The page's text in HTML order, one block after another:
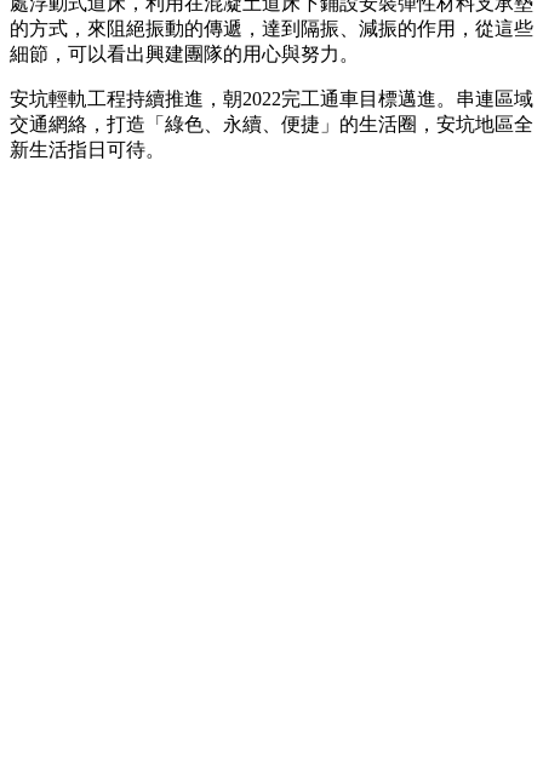
的方式，來阻絕振動的傳遞，達到隔振、減振的作用，從這些
細節，可以看出興建團隊的用心與努力。
安坑輕軌工程持續推進，朝2022完工通車目標邁進。串連區域
交通網絡，打造「綠色、永續、便捷」的生活圈，安坑地區全
新生活指日可待。